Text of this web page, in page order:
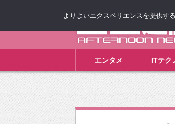
エンタメ ITテク
よりよいエクスペリエンスを提供す